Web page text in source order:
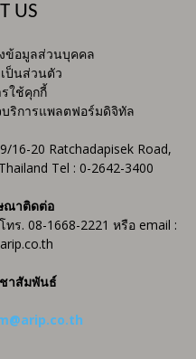
US
ข้อมูลส่วนบุคคล
ป็นส่วนตัว
ใช้คุกกี้
ริการแพลตฟอร์มดิจิทัล
16-20 Ratchadapisek Road,
Tel : 0-2642-3400
ณาติดต่อ
. 08-1668-2221 หรือ email :
าสัมพันธ์